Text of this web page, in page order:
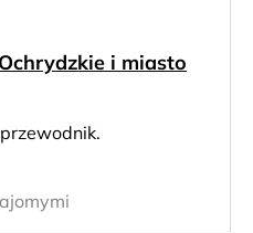
i miasto